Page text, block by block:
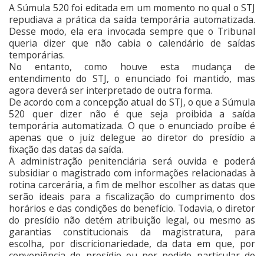
A Súmula 520 foi editada em um momento no qual o STJ
repudiava a prática da saída temporária automatizada.
Desse modo, ela era invocada sempre que o Tribunal
queria dizer que não cabia o calendário de saídas
temporárias.
No entanto, como houve esta mudança de
entendimento do STJ, o enunciado foi mantido, mas
agora deverá ser interpretado de outra forma.
De acordo com a concepção atual do STJ, o que a Súmula
520 quer dizer não é que seja proibida a saída
temporária automatizada. O que o enunciado proíbe é
apenas que o juiz delegue ao diretor do presídio a
fixação das datas da saída.
A administração penitenciária será ouvida e poderá
subsidiar o magistrado com informações relacionadas à
rotina carcerária, a fim de melhor escolher as datas que
serão ideais para a fiscalização do cumprimento dos
horários e das condições do benefício. Todavia, o diretor
do presídio não detém atribuição legal, ou mesmo as
garantias constitucionais da magistratura, para
escolha, por discricionariedade, da data em que, por